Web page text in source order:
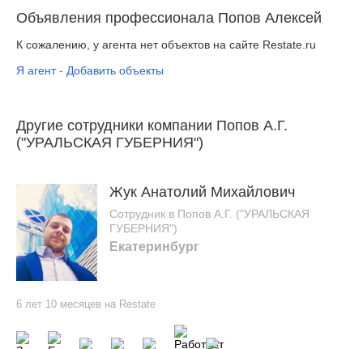
Объявления профессионала Попов Алексей
К сожалению, у агента нет объектов на сайте Restate.ru
Я агент - Добавить объекты
Другие сотрудники компании Попов А.Г.
("УРАЛЬСКАЯ ГУБЕРНИЯ")
Жук Анатолий Михайлович
Сотрудник в Попов А.Г. ("УРАЛЬСКАЯ
ГУБЕРНИЯ")
Екатеринбург
6 лет 10 месяцев на Restate